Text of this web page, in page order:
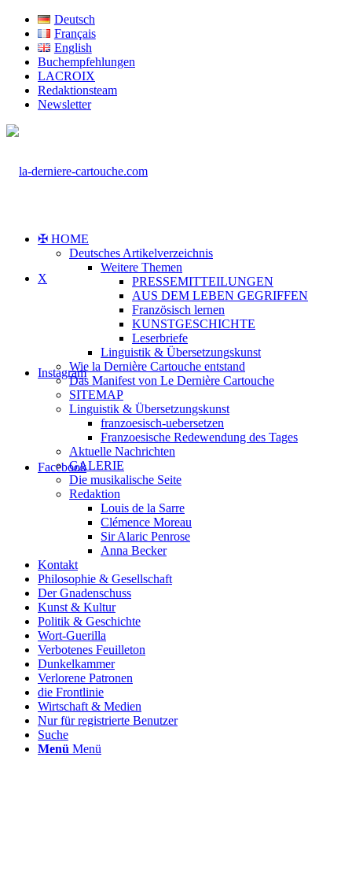
Deutsch
Français
English
Buchempfehlungen
LACROIX
Redaktionsteam
Newsletter
X
Instagram
Facebook
✠ HOME
Deutsches Artikelverzeichnis
Weitere Themen
PRESSEMITTEILUNGEN
AUS DEM LEBEN GEGRIFFEN
Französisch lernen
KUNSTGESCHICHTE
Leserbriefe
Linguistik & Übersetzungskunst
Wie la Dernière Cartouche entstand
Das Manifest von Le Dernière Cartouche
SITEMAP
Linguistik & Übersetzungskunst
franzoesisch-uebersetzen
Franzoesische Redewendung des Tages
Aktuelle Nachrichten
GALERIE
Die musikalische Seite
Redaktion
Louis de la Sarre
Clémence Moreau
Sir Alaric Penrose
Anna Becker
Kontakt
Philosophie & Gesellschaft
Der Gnadenschuss
Kunst & Kultur
Politik & Geschichte
Wort-Guerilla
Verbotenes Feuilleton
Dunkelkammer
Verlorene Patronen
die Frontlinie
Wirtschaft & Medien
Nur für registrierte Benutzer
Suche
Menü Menü